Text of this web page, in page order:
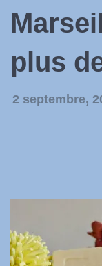
plus
2 septembre,